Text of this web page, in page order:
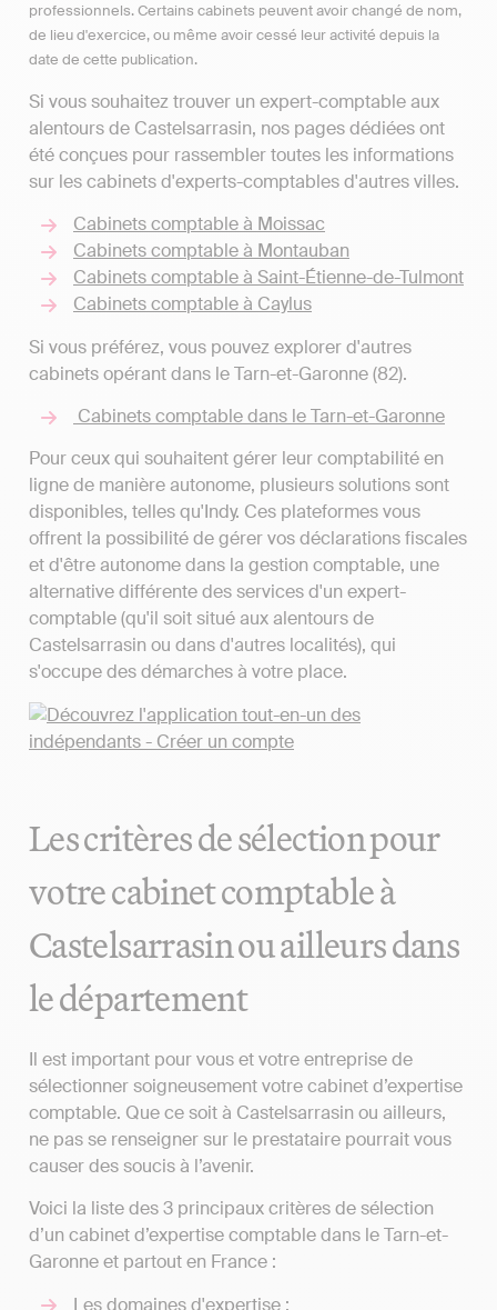
professionnels. Certains cabinets peuvent avoir changé de nom,
de lieu d'exercice, ou même avoir cessé leur activité depuis la
date de cette publication.
Si vous souhaitez trouver un expert-comptable aux
alentours de Castelsarrasin, nos pages dédiées ont
été conçues pour rassembler toutes les informations
sur les cabinets d'experts-comptables d'autres villes.
Cabinets comptable à Moissac
Cabinets comptable à Montauban
Cabinets comptable à Saint-Étienne-de-Tulmont
Cabinets comptable à Caylus
Si vous préférez, vous pouvez explorer d'autres
cabinets opérant dans le Tarn-et-Garonne (82).
Cabinets comptable dans le Tarn-et-Garonne
Pour ceux qui souhaitent gérer leur comptabilité en
ligne de manière autonome, plusieurs solutions sont
disponibles, telles qu'Indy. Ces plateformes vous
offrent la possibilité de gérer vos déclarations fiscales
et d'être autonome dans la gestion comptable, une
alternative différente des services d'un expert-
comptable (qu'il soit situé aux alentours de
Castelsarrasin ou dans d'autres localités), qui
s'occupe des démarches à votre place.
Les critères de sélection pour
votre cabinet comptable à
Castelsarrasin ou ailleurs dans
le département
Il est important pour vous et votre entreprise de
sélectionner soigneusement votre cabinet d’expertise
comptable. Que ce soit à Castelsarrasin ou ailleurs,
ne pas se renseigner sur le prestataire pourrait vous
causer des soucis à l’avenir.
Voici la liste des 3 principaux critères de sélection
d’un cabinet d’expertise comptable dans le Tarn-et-
Garonne et partout en France :
Les domaines d'expertise ;